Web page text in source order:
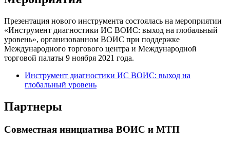
Презентация нового инструмента состоялась на мероприятии
«Инструмент диагностики ИС ВОИС: выход на глобальный
уровень», организованном ВОИС при поддержке
Международного торгового центра и Международной
торговой палаты 9 ноября 2021 года.​​​​​​​
Инструмент диагностики ИС ВОИС: выход на
глобальный уровень
Партнеры
Совместная инициатива ВОИС и МТП